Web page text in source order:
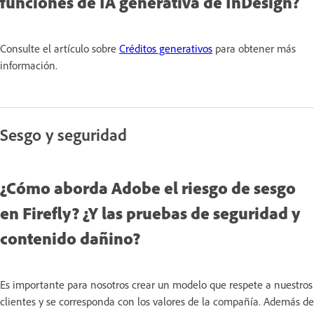
Consulte el artículo sobre Créditos generativos para obtener más
información.
Sesgo y seguridad
¿Cómo aborda Adobe el riesgo de sesgo
en Firefly? ¿Y las pruebas de seguridad y
contenido dañino?
Es importante para nosotros crear un modelo que respete a nuestros
clientes y se corresponda con los valores de la compañía. Además de